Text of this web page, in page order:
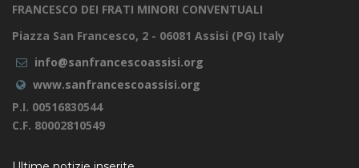
FRANCESCO DEI FRATI MINORI CONVENTUALI
Piazza San Francesco, 2 - 06081 Assisi (PG) Italy
info@sanfrancescoassisi.org
www.sanfrancescoassisi.org
P.I. 00516830544
C.F. 80002810549